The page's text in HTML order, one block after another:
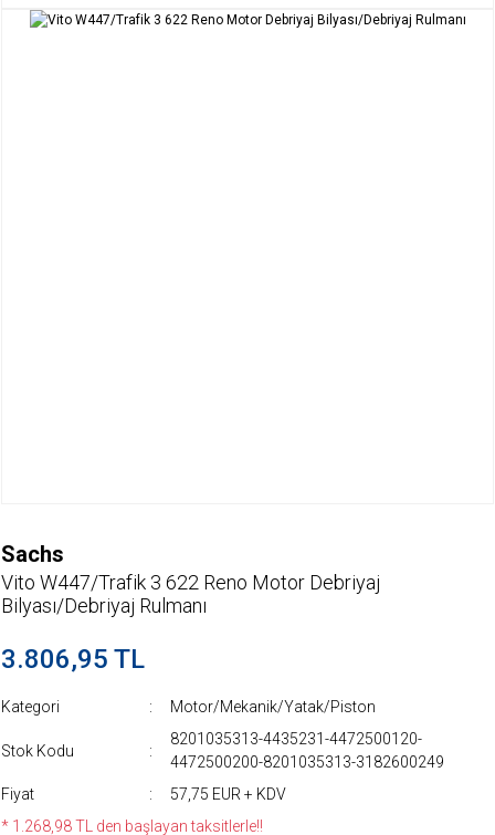
Sachs
Vito W447/Trafik 3 622 Reno Motor Debriyaj
Bilyası/Debriyaj Rulmanı
3.806,95 TL
Kategori Motor/Mekanik/Yatak/Piston
Stok Kodu
8201035313-4435231-4472500120-
4472500200-8201035313-3182600249
Fiyat
57,75 EUR + KDV
* 1.268,98 TL den başlayan taksitlerle!!